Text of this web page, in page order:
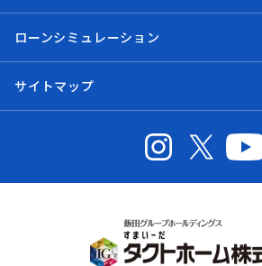
ローンシミュレーション
サイトマップ